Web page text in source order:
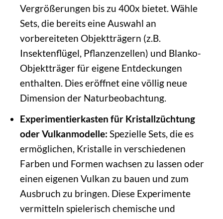
Vergrößerungen bis zu 400x bietet. Wähle
Sets, die bereits eine Auswahl an
vorbereiteten Objektträgern (z.B.
Insektenflügel, Pflanzenzellen) und Blanko-
Objektträger für eigene Entdeckungen
enthalten. Dies eröffnet eine völlig neue
Dimension der Naturbeobachtung.
Experimentierkasten für Kristallzüchtung
oder Vulkanmodelle: Spezielle Sets, die es
ermöglichen, Kristalle in verschiedenen
Farben und Formen wachsen zu lassen oder
einen eigenen Vulkan zu bauen und zum
Ausbruch zu bringen. Diese Experimente
vermitteln spielerisch chemische und